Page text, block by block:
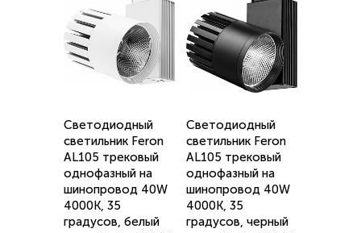
Светодиодный
светильник Feron
AL105 трековый
однофазный на
шинопровод 40W
4000K, 35
градусов, белый
Светодиодный
светильник Feron
AL105 трековый
однофазный на
шинопровод 40W
4000K, 35
градусов, черный